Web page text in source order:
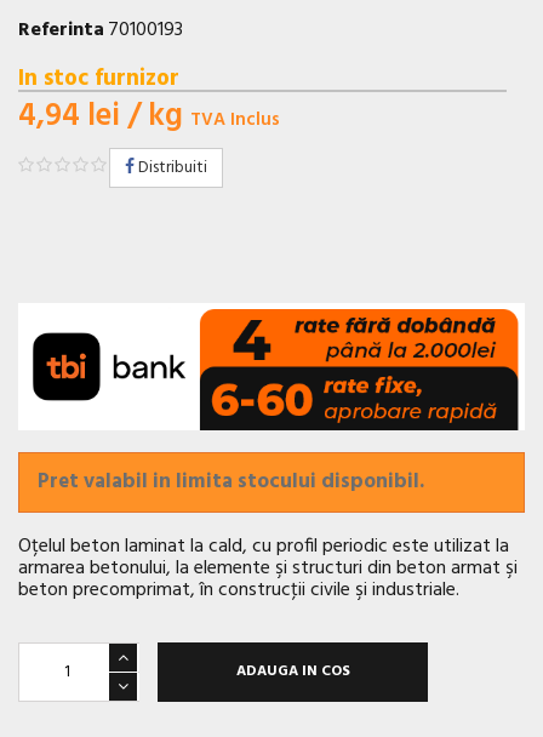
Referinta70100193
In stoc furnizor
4,94 lei/ kg TVA Inclus
Distribuiti
Pret valabil in limita stocului disponibil.
Oțelul beton laminat la cald, cu profil periodic este utilizat la
armarea betonului, la elemente şi structuri din beton armat şi
beton precomprimat, în construcţii civile şi industriale.
ADAUGA IN COS